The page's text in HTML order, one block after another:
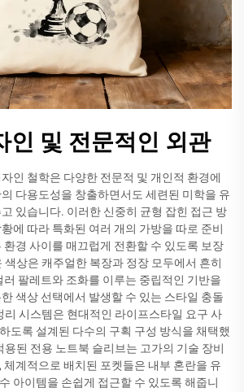
인 및 전문적인 외관
인 철학은 다양한 전문적 및 개인적 환경에
다용도성을 창출하면서도 세련된 미학을 유
있습니다. 이러한 신중히 균형 잡힌 접근 방
에 따라 특화된 여러 개의 가방을 따로 준비
경 사이를 매끄럽게 전환할 수 있도록 보장
색상은 캐주얼한 복장과 정장 모두에서 흔히
러 팔레트와 조화를 이루는 중립적인 기반을
색상 선택에서 발생할 수 있는 스타일 충돌
리 시스템은 현대적인 라이프스타일 요구 사
도록 설계된 다수의 구획 구성 방식을 채택했
용된 전용 노트북 슬리브는 고가의 기술 장비
체계적으로 배치된 포켓들은 내부 혼란을 유
아이템을 손쉽게 접근할 수 있도록 해줍니